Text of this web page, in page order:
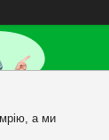
а ми